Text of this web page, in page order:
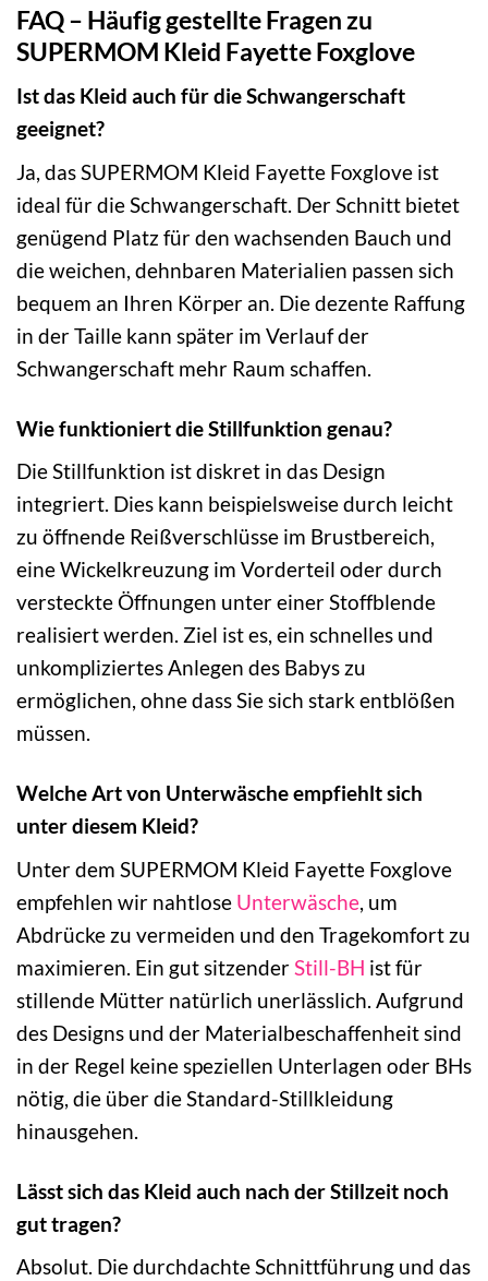
FAQ – Häufig gestellte Fragen zu
SUPERMOM Kleid Fayette Foxglove
Ist das Kleid auch für die Schwangerschaft
geeignet?
Ja, das SUPERMOM Kleid Fayette Foxglove ist
ideal für die Schwangerschaft. Der Schnitt bietet
genügend Platz für den wachsenden Bauch und
die weichen, dehnbaren Materialien passen sich
bequem an Ihren Körper an. Die dezente Raffung
in der Taille kann später im Verlauf der
Schwangerschaft mehr Raum schaffen.
Wie funktioniert die Stillfunktion genau?
Die Stillfunktion ist diskret in das Design
integriert. Dies kann beispielsweise durch leicht
zu öffnende Reißverschlüsse im Brustbereich,
eine Wickelkreuzung im Vorderteil oder durch
versteckte Öffnungen unter einer Stoffblende
realisiert werden. Ziel ist es, ein schnelles und
unkompliziertes Anlegen des Babys zu
ermöglichen, ohne dass Sie sich stark entblößen
müssen.
Welche Art von Unterwäsche empfiehlt sich
unter diesem Kleid?
Unter dem SUPERMOM Kleid Fayette Foxglove
empfehlen wir nahtlose Unterwäsche, um
Abdrücke zu vermeiden und den Tragekomfort zu
maximieren. Ein gut sitzenderStill-BH ist für
stillende Mütter natürlich unerlässlich. Aufgrund
des Designs und der Materialbeschaffenheit sind
in der Regel keine speziellen Unterlagen oder BHs
nötig, die über die Standard-Stillkleidung
hinausgehen.
Lässt sich das Kleid auch nach der Stillzeit noch
gut tragen?
Absolut. Die durchdachte Schnittführung und das